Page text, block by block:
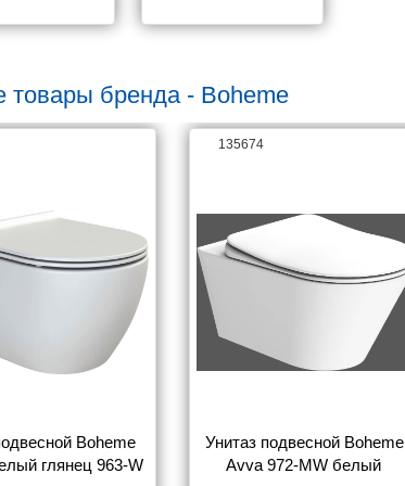
товары бренда - Boheme
Boheme
глянец 963-W
135674
Унитаз подвесной Boheme
Avva 972-MW белый